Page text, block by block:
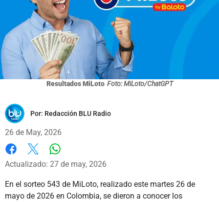
Resultados MiLoto Foto: MiLoto/ChatGPT
Por: Redacción BLU Radio
26 de May, 2026
Facebook
X
Actualizado: 27 de may, 2026
En el sorteo 543 de MiLoto, realizado este martes 26 de
mayo de 2026 en Colombia, se dieron a conocer los